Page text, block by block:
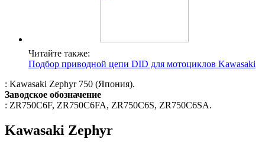
Читайте также:
Подбор приводной цепи DID для мотоциклов Kawasaki
: Kawasaki Zephyr 750 (Япония).
Заводское обозначение
: ZR750C6F, ZR750C6FA, ZR750C6S, ZR750C6SA.
Kawasaki Zephyr